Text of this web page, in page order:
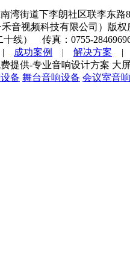
湾街道下李朗社区联李东路
禾音视频科技有限公司）版权
十线） 传真：0755-
成功案例 | 解决方案 |
提供-专业音响设计方案 大
备 舞台音响设备 会议室音